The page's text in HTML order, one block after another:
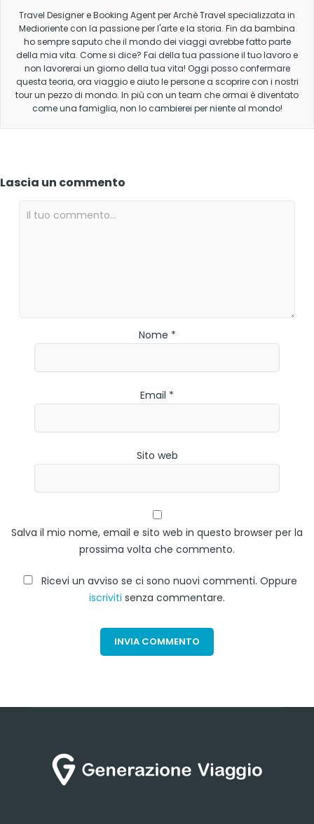
Travel Designer e Booking Agent per Archè Travel specializzata in
Medioriente con la passione per l'arte e la storia. Fin da bambina
ho sempre saputo che il mondo dei viaggi avrebbe fatto parte
della mia vita. Come si dice? Fai della tua passione il tuo lavoro e
non lavorerai un giorno della tua vita! Oggi posso confermare
questa teoria, ora viaggio e aiuto le persone a scoprire con i nostri
tour un pezzo di mondo. In più con un team che ormai è diventato
come una famiglia, non lo cambierei per niente al mondo!
Lascia un commento
Nome *
Email *
Sito web
Salva il mio nome, email e sito web in questo browser per la
prossima volta che commento.
Ricevi un avviso se ci sono nuovi commenti. Oppure
iscriviti senza commentare.